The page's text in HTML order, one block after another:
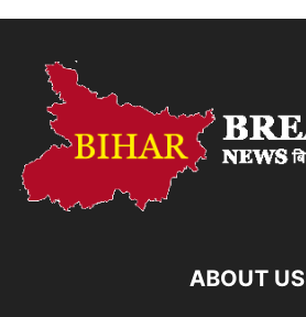
ABOUT US